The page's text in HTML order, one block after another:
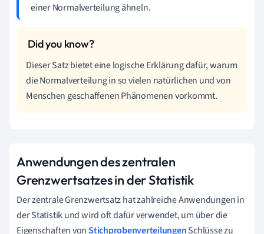
einer Normalverteilung ähneln.
Dieser Satz bietet eine logische Erklärung dafür, warum
die Normalverteilung in so vielen natürlichen und von
Menschen geschaffenen Phänomenen vorkommt.
Anwendungen des zentralen
Grenzwertsatzes in der Statistik
Der zentrale Grenzwertsatz hat zahlreiche Anwendungen in
der Statistik und wird oft dafür verwendet, um über die
Eigenschaften vonStichprobenverteilungenSchlüsse zu